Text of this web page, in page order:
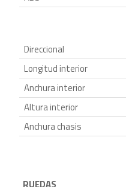
Direccional
Longitud interior
Anchura interior
Altura interior
Anchura chasis